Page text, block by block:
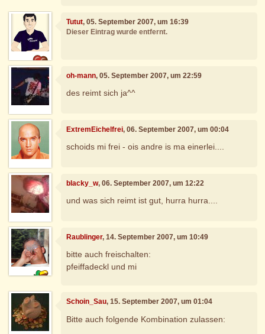
Tutut, 05. September 2007, um 16:39
Dieser Eintrag wurde entfernt.
oh-mann, 05. September 2007, um 22:59
des reimt sich ja^^
ExtremEichelfrei, 06. September 2007, um 00:04
schoids mi frei - ois andre is ma einerlei....
blacky_w, 06. September 2007, um 12:22
und was sich reimt ist gut, hurra hurra....
Raublinger, 14. September 2007, um 10:49
bitte auch freischalten:
pfeiffadeckl und mi
Schoin_Sau, 15. September 2007, um 01:04
Bitte auch folgende Kombination zulassen: